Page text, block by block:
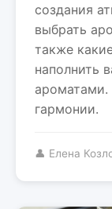
создания
выбрать
также
наполнить
ароматами.
гармонии.
👤 Елена